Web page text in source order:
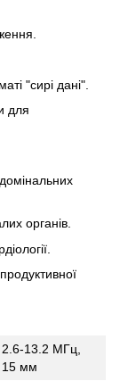
"сирі дані".
для
органів.
2.6-13.2 МГц,
15 мм